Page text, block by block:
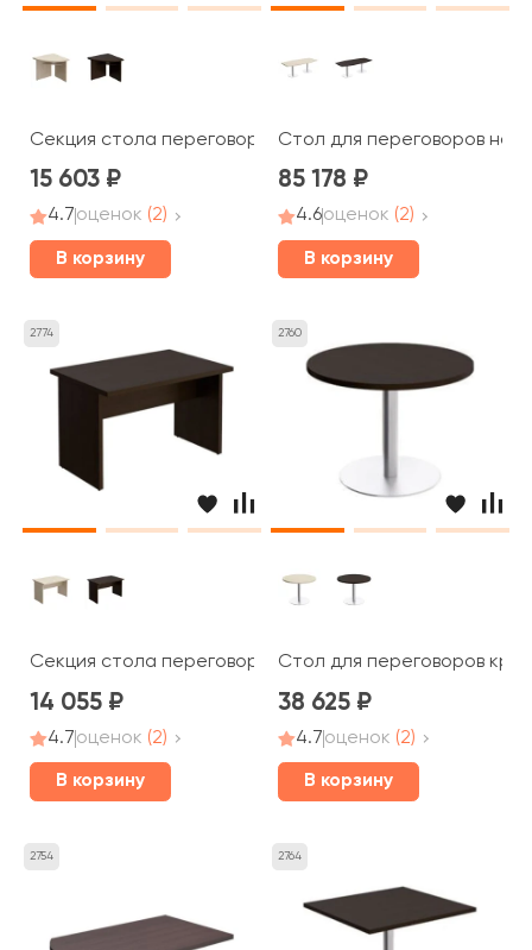
Секция стола переговоров угловая 80x80x75 Born
15 603
4.7оценок (2)
В корзину
Стол для переговоров на
85 178
4.6оценок (2)
В корзину
2774
Секция стола переговоров 120x80x75 Born
14 055
4.7оценок (2)
В корзину
2760
Стол для переговоров
38 625
4.7оценок (2)
В корзину
2754 2764